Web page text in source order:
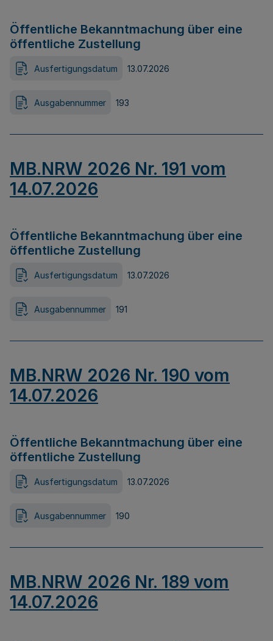
Öffentliche Bekanntmachung über eine
öffentliche Zustellung
Ausfertigungsdatum 13.07.2026
Ausgabennummer 193
MB.NRW 2026 Nr. 191 vom
14.07.2026
Öffentliche Bekanntmachung über eine
öffentliche Zustellung
Ausfertigungsdatum 13.07.2026
Ausgabennummer 191
MB.NRW 2026 Nr. 190 vom
14.07.2026
Öffentliche Bekanntmachung über eine
öffentliche Zustellung
Ausfertigungsdatum 13.07.2026
Ausgabennummer 190
MB.NRW 2026 Nr. 189 vom
14.07.2026